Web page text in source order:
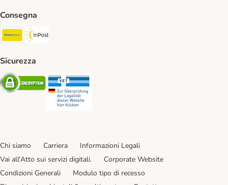
Consegna
Poste Italiane. Shipping Method
Sicurezza
Security
Chi siamo Carriera
Informazioni Legali
Vai all'Atto sui servizi digitali.
Corporate Website
Condizioni Generali
Modulo tipo di recesso